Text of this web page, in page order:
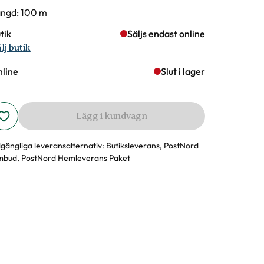
100 m
Säljs endast online
butik
Slut i lager
Lägg i kundvagn
leveransalternativ: Butiksleverans, PostNord
PostNord Hemleverans Paket